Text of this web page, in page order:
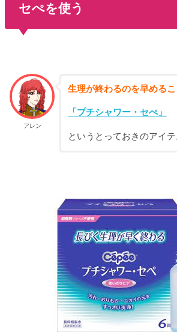
セぺを使う
アレン
生理が終わるのを早める
「プチシャワー・セぺ」
というとっておきのアイ